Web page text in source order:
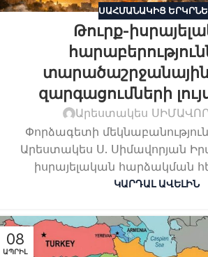
ՍԱՀՄԱՆԱԿԻՑ
Թուրք-
տարածաշրջանային
զարգացումների
Արեստակես
Փորձագետի
Արեստակես Ս. Սիմավորյան
իսրայելական հարձակման
ԿԱՐԴԱԼ ԱՎԵԼԻՆ
08
ԱՊՐԻԼ